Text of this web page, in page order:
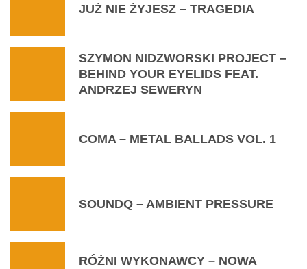
JUŻ NIE ŻYJESZ – TRAGEDIA
SZYMON NIDZWORSKI PROJECT –
BEHIND YOUR EYELIDS FEAT.
ANDRZEJ SEWERYN
COMA – METAL BALLADS VOL. 1
SOUNDQ – AMBIENT PRESSURE
RÓŻNI WYKONAWCY – NOWA